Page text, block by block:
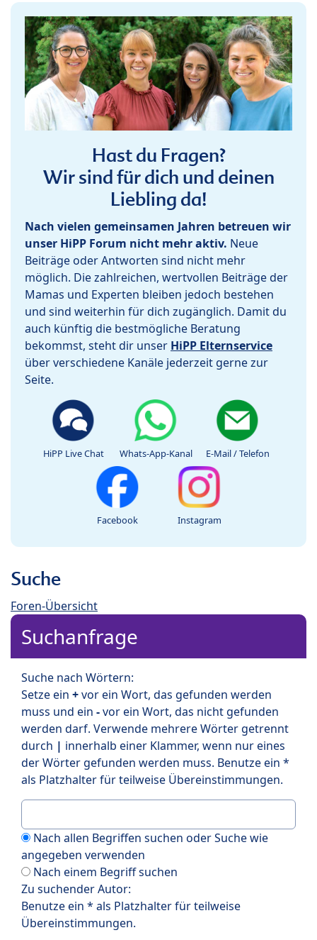
Hast du Fragen?
Wir sind für dich und deinen
Liebling da!
Nach vielen gemeinsamen Jahren betreuen wir
unser HiPP Forum nicht mehr aktiv. Neue
Beiträge oder Antworten sind nicht mehr
möglich. Die zahlreichen, wertvollen Beiträge der
Mamas und Experten bleiben jedoch bestehen
und sind weiterhin für dich zugänglich. Damit du
auch künftig die bestmögliche Beratung
bekommst, steht dir unser HiPP Elternservice
über verschiedene Kanäle jederzeit gerne zur
Seite.
HiPP Live Chat Whats-App-Kanal E-Mail / Telefon
Facebook Instagram
Suche
Foren-Übersicht
Suchanfrage
Suche nach Wörtern:
Setze ein +vor ein Wort, das gefunden werden
muss und ein -vor ein Wort, das nicht gefunden
werden darf. Verwende mehrere Wörter getrennt
durch | innerhalb einer Klammer, wenn nur eines
der Wörter gefunden werden muss. Benutze ein *
als Platzhalter für teilweise Übereinstimmungen.
Nach allen Begriffen suchen oder Suche wie
angegeben verwenden
Nach einem Begriff suchen
Zu suchender Autor:
Benutze ein * als Platzhalter für teilweise
Übereinstimmungen.